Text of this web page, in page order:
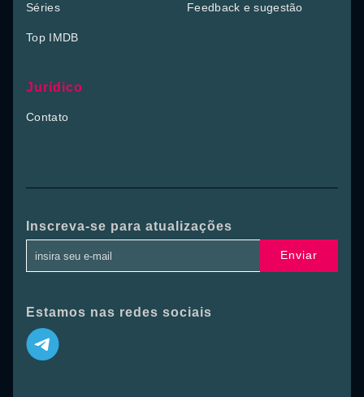
Séries
Top IMDB
Feedback e sugestão
Jurídico
Contato
Inscreva-se para atualizações
Enviar
Estamos nas redes sociais